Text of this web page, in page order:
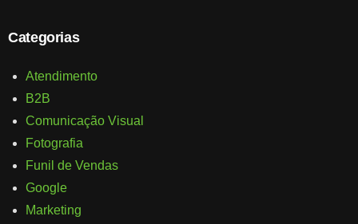
Categorias
Atendimento
B2B
Comunicação Visual
Fotografia
Funil de Vendas
Google
Marketing